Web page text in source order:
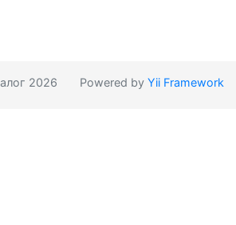
2026 Powered by Yii Framework